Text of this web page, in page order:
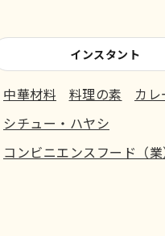
インスタント
中華材料 料理の素
カレ
シチュー・ハヤシ
コンビニエンスフード（業